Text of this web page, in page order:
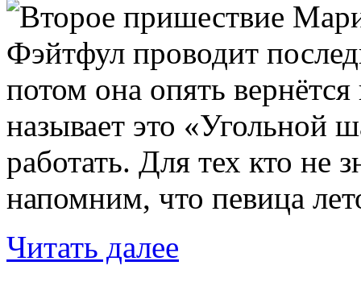
Фэйтфул проводит
потом она опять
называет это «Угольной
работать. Для тех кто не
напомним, что певица
Читать далее